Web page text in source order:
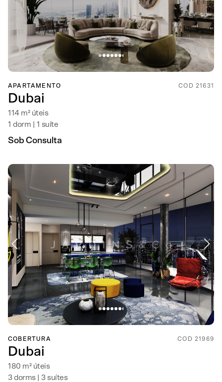
APARTAMENTO COD 21631
Dubai
114 m² úteis
1 dorm | 1 suíte
Sob Consulta
COBERTURA COD 21969
Dubai
180 m² úteis
3 dorms | 3 suítes